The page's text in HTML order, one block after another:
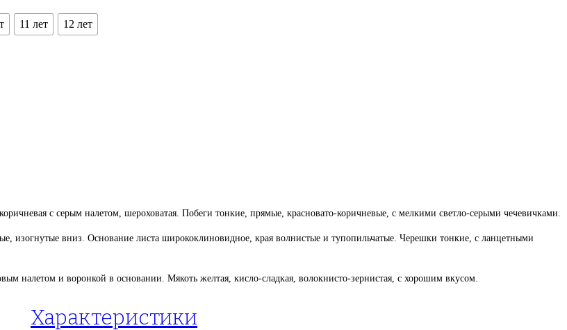
11 лет 12 лет
с серым налетом, шероховатая. Побеги тонкие, прямые, красновато-коричневые, с мелкими светло-серыми чечевичками.
изогнутые вниз. Основание листа ширококлиновидное, края волнистые и тупопильчатые. Черешки тонкие, с ланцетными
налетом и воронкой в основании. Мякоть желтая, кисло-сладкая, волокнисто-зернистая, с хорошим вкусом.
Характеристики